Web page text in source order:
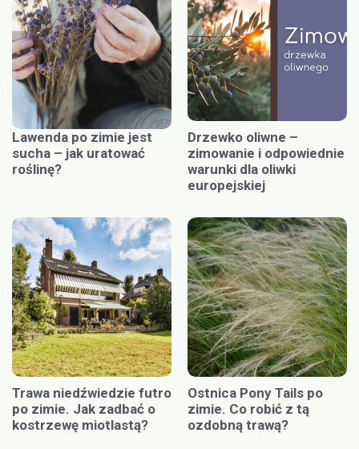
Lawenda po zimie jest
sucha – jak uratować
roślinę?
Drzewko oliwne –
zimowanie i odpowiednie
warunki dla oliwki
europejskiej
Trawa niedźwiedzie futro
po zimie. Jak zadbać o
kostrzewę miotlastą?
Ostnica Pony Tails po
zimie. Co robić z tą
ozdobną trawą?